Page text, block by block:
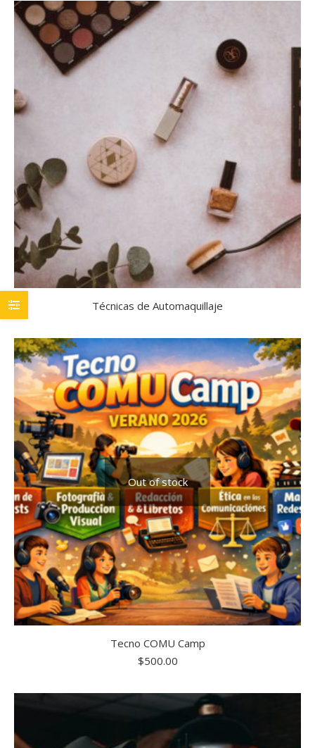
Técnicas de Automaquillaje
Out of stock
Tecno COMU Camp
$500.00